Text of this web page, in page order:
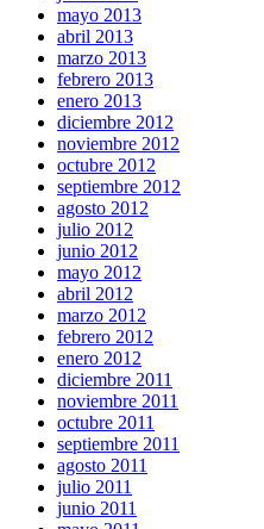
mayo 2013
abril 2013
marzo 2013
febrero 2013
enero 2013
diciembre 2012
noviembre 2012
octubre 2012
septiembre 2012
agosto 2012
julio 2012
junio 2012
mayo 2012
abril 2012
marzo 2012
febrero 2012
enero 2012
diciembre 2011
noviembre 2011
octubre 2011
septiembre 2011
agosto 2011
julio 2011
junio 2011